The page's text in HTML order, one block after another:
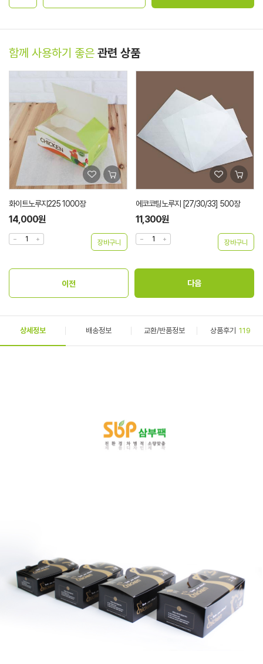
함께 사용하기 좋은 관련 상품
화이트노루지225 1000장
14,000원
에코코팅노루지 [27/30/33] 500장
11,300원
상세정보 배송정보 교환/반품정보 상품후기 119